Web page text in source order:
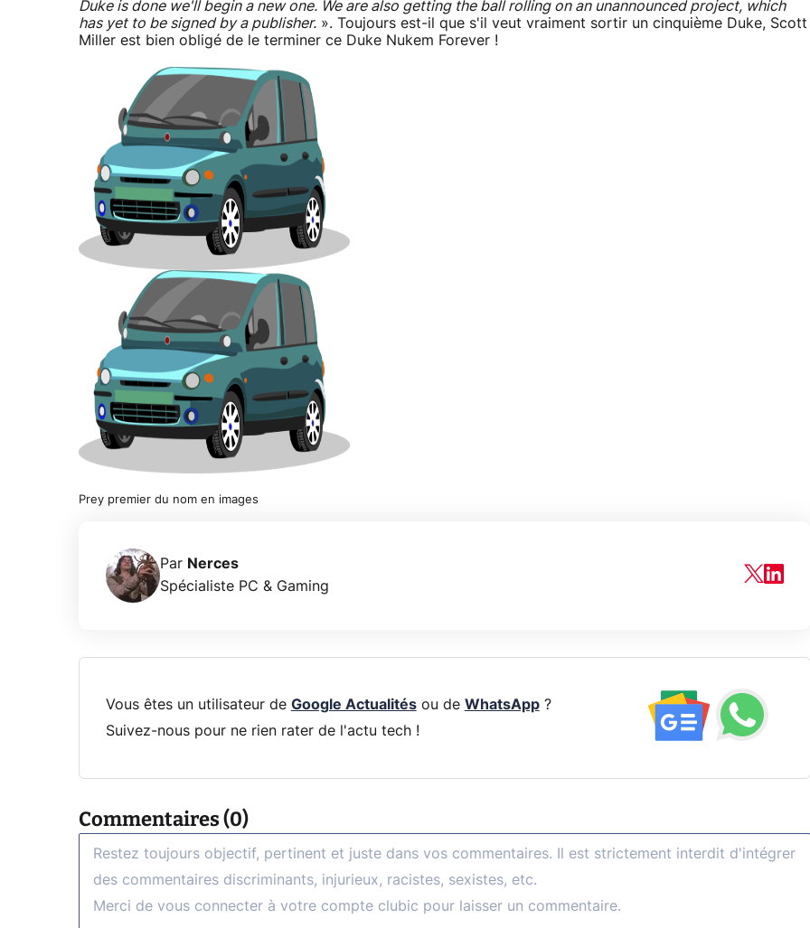
Duke is done we'll begin a new one. We are also getting the ball rolling on an unannounced project, which
has yet to be signed by a publisher. ». Toujours est-il que s'il veut vraiment sortir un cinquième Duke, Scott
Miller est bien obligé de le terminer ce Duke Nukem Forever !
Prey premier du nom en images
Par Nerces
Spécialiste PC & Gaming
Vous êtes un utilisateur de Google Actualitésou de WhatsApp?
Suivez-nous pour ne rien rater de l'actu tech !
Commentaires (0)